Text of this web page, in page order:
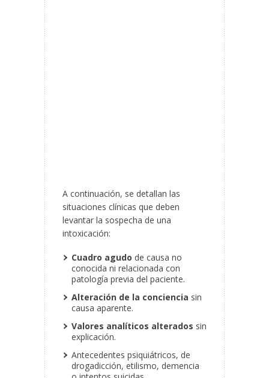
A continuación, se detallan las
situaciones clínicas que deben
levantar la sospecha de una
intoxicación:
Cuadro agudo de causa no
conocida ni relacionada con
patología previa del paciente.
Alteración de la conciencia sin
causa aparente.
Valores analíticos alterados sin
explicación.
Antecedentes psiquiátricos, de
drogadicción, etilismo, demencia